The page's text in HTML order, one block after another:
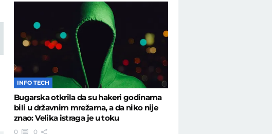
INFO TECH
Bugarska otkrila da su hakeri godinama
bili u državnim mrežama, a da niko nije
znao: Velika istraga je u toku
0
0